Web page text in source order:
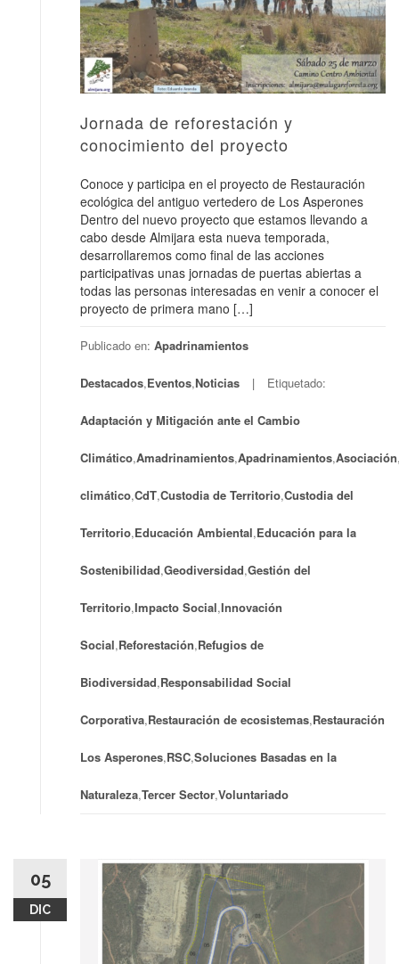
Jornada de reforestación y
conocimiento del proyecto
Conoce y participa en el proyecto de Restauración
ecológica del antiguo vertedero de Los Asperones
Dentro del nuevo proyecto que estamos llevando a
cabo desde Almijara esta nueva temporada,
desarrollaremos como final de las acciones
participativas unas jornadas de puertas abiertas a
todas las personas interesadas en venir a conocer el
proyecto de primera mano […]
Publicado en: Apadrinamientos
Destacados,Eventos,Noticias Etiquetado:
Adaptación y Mitigación ante el Cambio
Climático,Amadrinamientos,Apadrinamientos,Asociación
climático,CdT,Custodia de Territorio,Custodia del
Territorio,Educación Ambiental,Educación para la
Sostenibilidad,Geodiversidad,Gestión del
Territorio,Impacto Social,Innovación
Social,Reforestación,Refugios de
Biodiversidad,Responsabilidad Social
Corporativa,Restauración de ecosistemas,Restauración
Los Asperones,RSC,Soluciones Basadas en la
Naturaleza,Tercer Sector,Voluntariado
05
DIC